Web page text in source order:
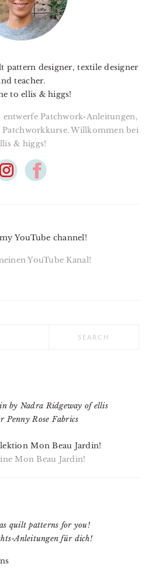
pattern designer, textile designer
teacher.
to ellis & higgs!
Patchwork-Anleitungen,
Patchworkkurse. Willkommen bei
& higgs!
YouTube channel!
YouTube Kanal!
Mon Beau Jardin!
Mon Beau Jardin!
quilt patterns for you!
Anleitungen für dich!